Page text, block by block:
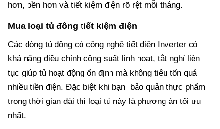
hơn, bền hơn và tiết kiệm điện rõ rệt mỗi tháng.
Mua loại tủ đông tiết kiệm điện
Các dòng tủ đông có công nghệ tiết điện Inverter có
khả năng điều chỉnh công suất linh hoạt, tắt nghỉ liên
tục giúp tủ hoạt động ổn định mà không tiêu tốn quá
nhiều tiền điện. Đặc biệt khi bạn bảo quản thực phẩm
trong thời gian dài thì loại tủ này là phương án tối ưu
nhất.